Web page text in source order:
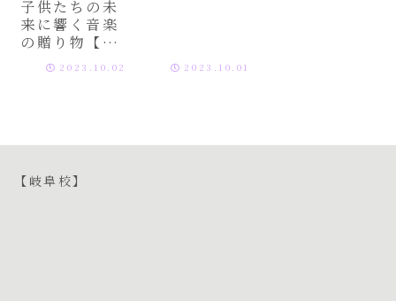
子供たちの未
来に響く音楽
の贈り物【コ
ンサート】
2023.10.02 2023.10.01
【岐阜校】